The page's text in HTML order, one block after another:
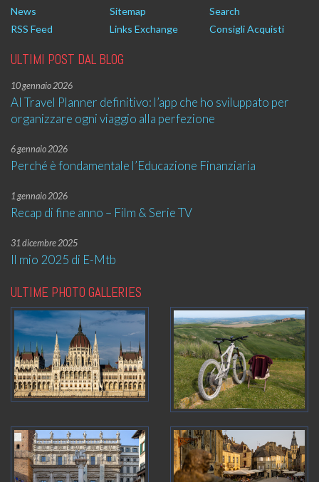
News
Sitemap
Search
RSS Feed
Links Exchange Consigli Acquisti
ULTIMI POST DAL BLOG
10 gennaio 2026
AI Travel Planner definitivo: l’app che ho sviluppato per
organizzare ogni viaggio alla perfezione
6 gennaio 2026
Perché è fondamentale l’Educazione Finanziaria
1 gennaio 2026
Recap di fine anno – Film & Serie TV
31 dicembre 2025
Il mio 2025 di E-Mtb
ULTIME PHOTO GALLERIES